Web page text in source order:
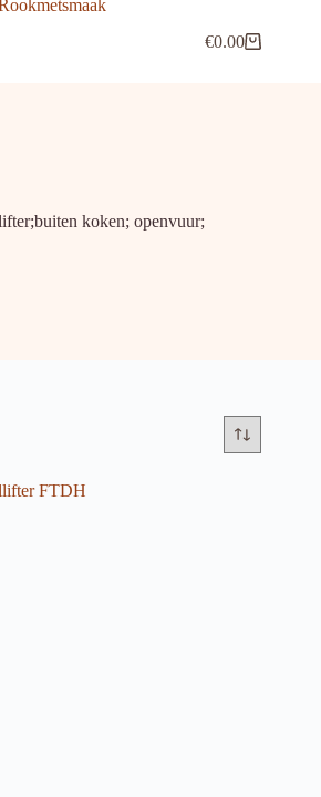
Winkelwagen
€0.00
koken; openvuur;